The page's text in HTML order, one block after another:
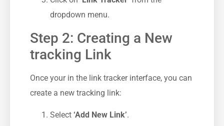
dropdown menu.
Step 2: Creating a New
tracking Link
Once your in the link tracker interface,⁤ you can
create a new tracking link:
Select ‘Add New Link’.